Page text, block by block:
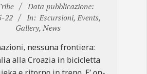
Data pubblicazione:
22
In: Escursioni, Events,
Gallery, News
nessuna frontiera:
alla Croazia in bicicletta